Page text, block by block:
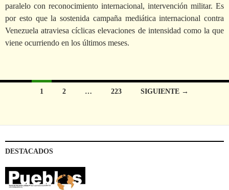
paralelo con reconocimiento internacional, intervención militar. Es
por esto que la sostenida campaña mediática internacional contra
Venezuela atraviesa cíclicas elevaciones de intensidad como la que
viene ocurriendo en los últimos meses.
a
las
entradas
1 2 … 223 SIGUIENTE →
DESTACADOS